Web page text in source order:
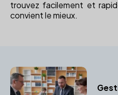
trouvez facilement et
convient le mieux.